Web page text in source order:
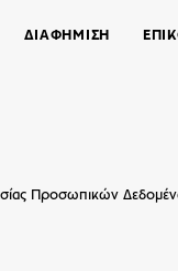
ΔΙΑΦΗΜΙΣΗ
Προσωπικών